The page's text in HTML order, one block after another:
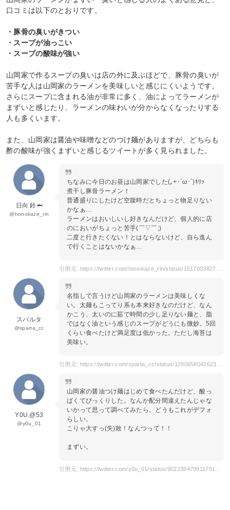
口コミは以下のとおりです。
・豚骨の臭いがきつい
・スープが油っこい
・スープの酸味が強い
山岡家で作るスープの臭いは店の外に及ぶほどで、豚骨の臭いが
苦手な人は山岡家のラーメンを美味しいと感じにくいようです。
さらにスープに含まれる油が非常に多く、油によってラーメンが
まずいと感じたり、ラーメンの味わいが分からなくなったりする
人も多くいます。
また、山岡家は醤油や味噌などのつけ麺がありますが、どちらも
酢の酸味が強くまずいと感じるツイートが多く見られました。
日向 鈴🦈
@honokaze_rin
ちなみに今日のお昼は山岡家でした(｡+･`ω･´)ｷﾘｯ
煮干し豚骨ラーメン！
普通盛りにしたけど空腹時だとちょっと物足りない
かなぁ…
ラーメンはおいしいし好きなんだけど、個人的に店
のにおいがちょっと苦手(￣▽￣;)
二度と行きたくない！とはならないけど、自ら進ん
で行くことはないかなぁ…
スパルタ
@sparta_cc
名指しで言うけど山岡家のラーメンは美味しくな
い。太麺もこってり系も本来好きなのだけど、なん
かこう、太いのに茹で時間の少し足りない麺と、脂
ではなく油という感じのスープがどうにも微妙。5回
くらい食べたけど満足度は低かった。ただし海苔は
美味い。
Y0U.@53
@y0u_01
山岡家の醤油つけ麺はじめて食べたんだけど、酸っ
ぱくてびっくりした。なんか配分間違えたんじゃな
いかって思って調べてみたら、どうもこれがデフォ
らしい。
こりゃ大すっ(失)敗！なんつって！！
まずい。